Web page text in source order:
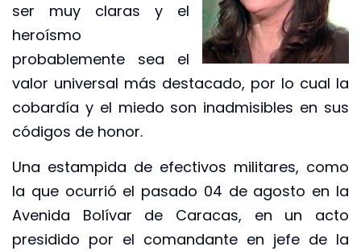
ser muy claras y el
heroísmo
probablemente sea el
valor universal más destacado, por lo cual la
cobardía y el miedo son inadmisibles en sus
códigos de honor.
Una estampida de efectivos militares, como
la que ocurrió el pasado 04 de agosto en la
Avenida Bolívar de Caracas, en un acto
presidido por el comandante en jefe de la